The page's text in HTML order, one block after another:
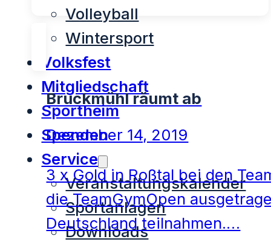
Volleyball
Wintersport
Volksfest
Mitgliedschaft
Sportheim
Spenden
Service
Veranstaltungskalender
Sportanlagen
Downloads
Bruckmühl räumt ab
Dezember 14, 2019
3 x Gold in Roßtal bei den
die TeamGymOpen
Deutschland teilnahmen.…